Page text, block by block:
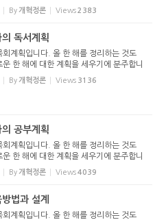
졌습니다. 이 끔찍한 테러는 미국을 향한
와 연속선상에 있습니다. 이제 이슬람 국
By 개혁정론 Views2383
독서계획
회계획입니다. 올 한 해를 정리하는 것도
한 해에 대한 계획을 세우기에 분주합니
간적인 아무 계획도 세우지 않고 그때그
도를 받아야 하는 것일까요? 아닙니다. 하
By 개혁정론 Views 3136
공부계획
회계획입니다. 올 한 해를 정리하는 것도
한 해에 대한 계획을 세우기에 분주합니
간적인 아무 계획도 세우지 않고 그때그
도를 받아야 하는 것일까요? 아닙니다. 하
By 개혁정론 Views4039
법과 설계
회계획입니다. 올 한 해를 정리하는 것도